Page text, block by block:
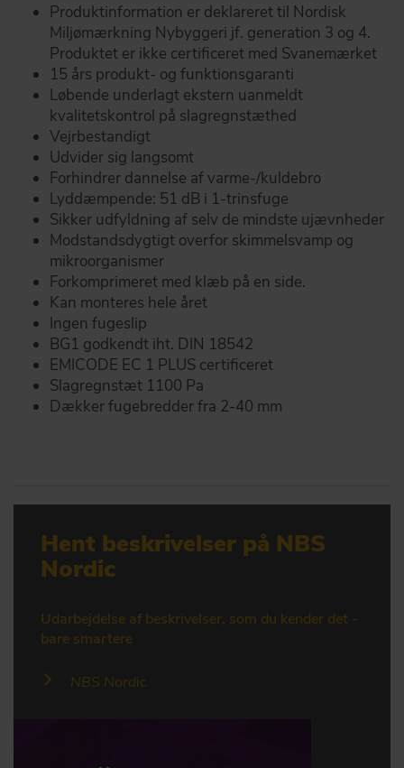
Produktinformation er deklareret til Nordisk
Miljømærkning Nybyggeri jf. generation 3 og 4.
Produktet er ikke certificeret med Svanemærket
15 års produkt- og funktionsgaranti
Løbende underlagt ekstern uanmeldt
kvalitetskontrol på slagregnstæthed
Vejrbestandigt
Udvider sig langsomt
Forhindrer dannelse af varme-/kuldebro
Lyddæmpende: 51 dB i 1-trinsfuge
Sikker udfyldning af selv de mindste ujævnheder
Modstandsdygtigt overfor skimmelsvamp og
mikroorganismer
Forkomprimeret med klæb på en side.
Kan monteres hele året
Ingen fugeslip
BG1 godkendt iht. DIN 18542
EMICODE EC 1 PLUS certificeret
Slagregnstæt 1100 Pa
Dækker fugebredder fra 2-40 mm
Hent beskrivelser på NBS
Nordic
Udarbejdelse af beskrivelser, som du kender det -
bare smartere
NBS Nordic